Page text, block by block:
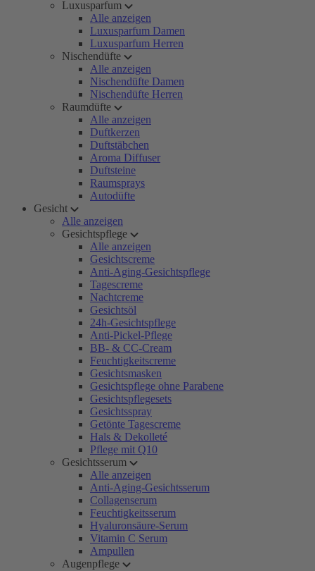
Luxusparfum
Alle anzeigen
Luxusparfum Damen
Luxusparfum Herren
Nischendüfte
Alle anzeigen
Nischendüfte Damen
Nischendüfte Herren
Raumdüfte
Alle anzeigen
Duftkerzen
Duftstäbchen
Aroma Diffuser
Duftsteine
Raumsprays
Autodüfte
Gesicht
Alle anzeigen
Gesichtspflege
Alle anzeigen
Gesichtscreme
Anti-Aging-Gesichtspflege
Tagescreme
Nachtcreme
Gesichtsöl
24h-Gesichtspflege
Anti-Pickel-Pflege
BB- & CC-Cream
Feuchtigkeitscreme
Gesichtsmasken
Gesichtspflege ohne Parabene
Gesichtspflegesets
Gesichtsspray
Getönte Tagescreme
Hals & Dekolleté
Pflege mit Q10
Gesichtsserum
Alle anzeigen
Anti-Aging-Gesichtsserum
Collagenserum
Feuchtigkeitsserum
Hyaluronsäure-Serum
Vitamin C Serum
Ampullen
Augenpflege